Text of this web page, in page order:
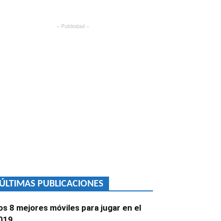
– Publicidad –
PUBLICACIONES
8 mejores móviles para jugar en el